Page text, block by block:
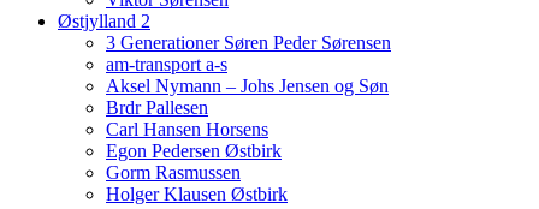
Østjylland 2
3 Generationer Søren Peder Sørensen
am-transport a-s
Aksel Nymann – Johs Jensen og Søn
Brdr Pallesen
Carl Hansen Horsens
Egon Pedersen Østbirk
Gorm Rasmussen
Holger Klausen Østbirk